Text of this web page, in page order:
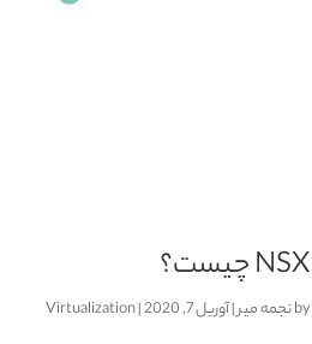
NSX چیست؟
byنجمه میر|آوریل 7, 2020 |
Virtualization